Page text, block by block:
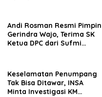
Andi Rosman Resmi Pimpin
Gerindra Wajo, Terima SK
Ketua DPC dari Sufmi
Keselamatan Penumpang
Tak Bisa Ditawar, INSA
Minta Investigasi KM